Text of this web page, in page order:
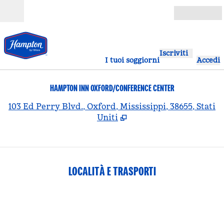
I tuoi soggiorni
Iscriviti
Accedi
HAMPTON INN OXFORD/CONFERENCE CENTER
103 Ed Perry Blvd., Oxford, Mississippi, 38655, Stati
Uniti
LOCALITÀ E TRASPORTI